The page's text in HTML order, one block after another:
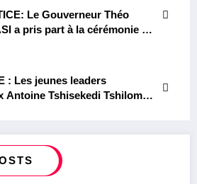
Théo
a pris part à la cérémonie de
d’appel du Sud-kivu et du
près cette Cour
: Les jeunes leaders
Antoine Tshisekedi Tshilombo